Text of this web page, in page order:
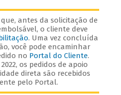
antes da solicitação de
o cliente deve
. Uma vez concluída
você pode encaminhar
no Portal do Cliente.
os pedidos de apoio
direta são recebidos
pelo Portal.